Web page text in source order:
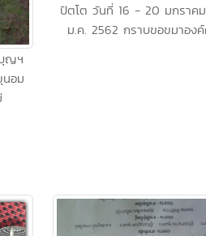
ญฯ
อม
ปัตโต วันที่ 16 - 20 มกราค
ม.ค. 2562 กราบขอขมาอง